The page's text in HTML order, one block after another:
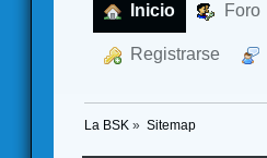
Inicio Foro
Registrarse
La BSK » Sitemap